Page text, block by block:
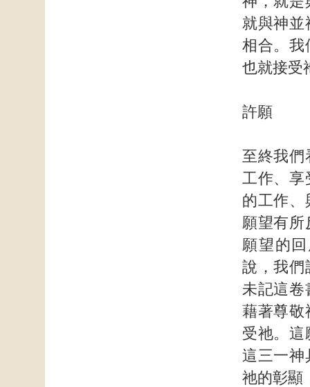
就與神並
相合。我
也就接受
許願
至終我們
工作、享
的工作、
願望有所
願望的
說，我們
未記這卷
藉著尊敬
受祂。這
這三一神
祂的彰顯